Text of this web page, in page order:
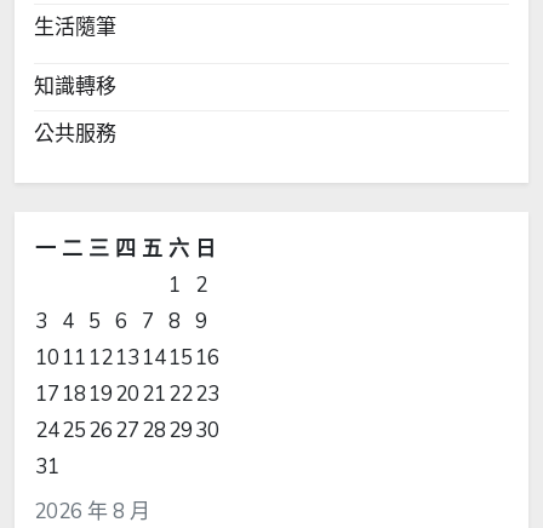
生活隨筆
知識轉移
公共服務
2026 年 8 月
一 二 三 四 五 六 日
1
2
3
4 5 6 7 8 9
10 11 1213 1415 16
17 18 1920212223
24252627282930
31